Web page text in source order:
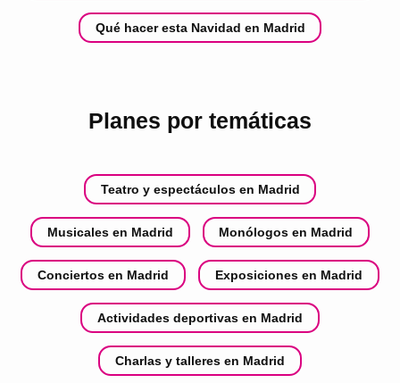
Qué hacer esta Navidad en Madrid
Planes por temáticas
Teatro y espectáculos en Madrid
Musicales en Madrid Monólogos en Madrid
Conciertos en Madrid Exposiciones en Madrid
Actividades deportivas en Madrid
Charlas y talleres en Madrid